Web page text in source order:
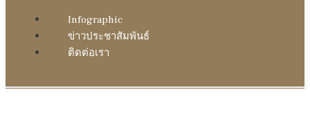
Infographic
ข่าวประชาสัมพันธ์
ติดต่อเรา